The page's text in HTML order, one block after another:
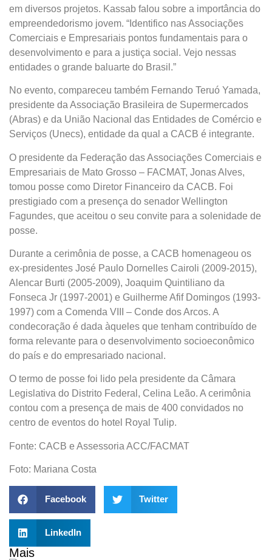
em diversos projetos. Kassab falou sobre a importância do
empreendedorismo jovem. “Identifico nas Associações
Comerciais e Empresariais pontos fundamentais para o
desenvolvimento e para a justiça social. Vejo nessas
entidades o grande baluarte do Brasil.”
No evento, compareceu também Fernando Teruó Yamada,
presidente da Associação Brasileira de Supermercados
(Abras) e da União Nacional das Entidades de Comércio e
Serviços (Unecs), entidade da qual a CACB é integrante.
O presidente da Federação das Associações Comerciais e
Empresariais de Mato Grosso – FACMAT, Jonas Alves,
tomou posse como Diretor Financeiro da CACB. Foi
prestigiado com a presença do senador Wellington
Fagundes, que aceitou o seu convite para a solenidade de
posse.
Durante a cerimônia de posse, a CACB homenageou os
ex-presidentes José Paulo Dornelles Cairoli (2009-2015),
Alencar Burti (2005-2009), Joaquim Quintiliano da
Fonseca Jr (1997-2001) e Guilherme Afif Domingos (1993-
1997) com a Comenda VIII – Conde dos Arcos. A
condecoração é dada àqueles que tenham contribuído de
forma relevante para o desenvolvimento socioeconômico
do país e do empresariado nacional.
O termo de posse foi lido pela presidente da Câmara
Legislativa do Distrito Federal, Celina Leão. A cerimônia
contou com a presença de mais de 400 convidados no
centro de eventos do hotel Royal Tulip.
Fonte: CACB e Assessoria ACC/FACMAT
Foto: Mariana Costa
Facebook Twitter
LinkedIn
Mais